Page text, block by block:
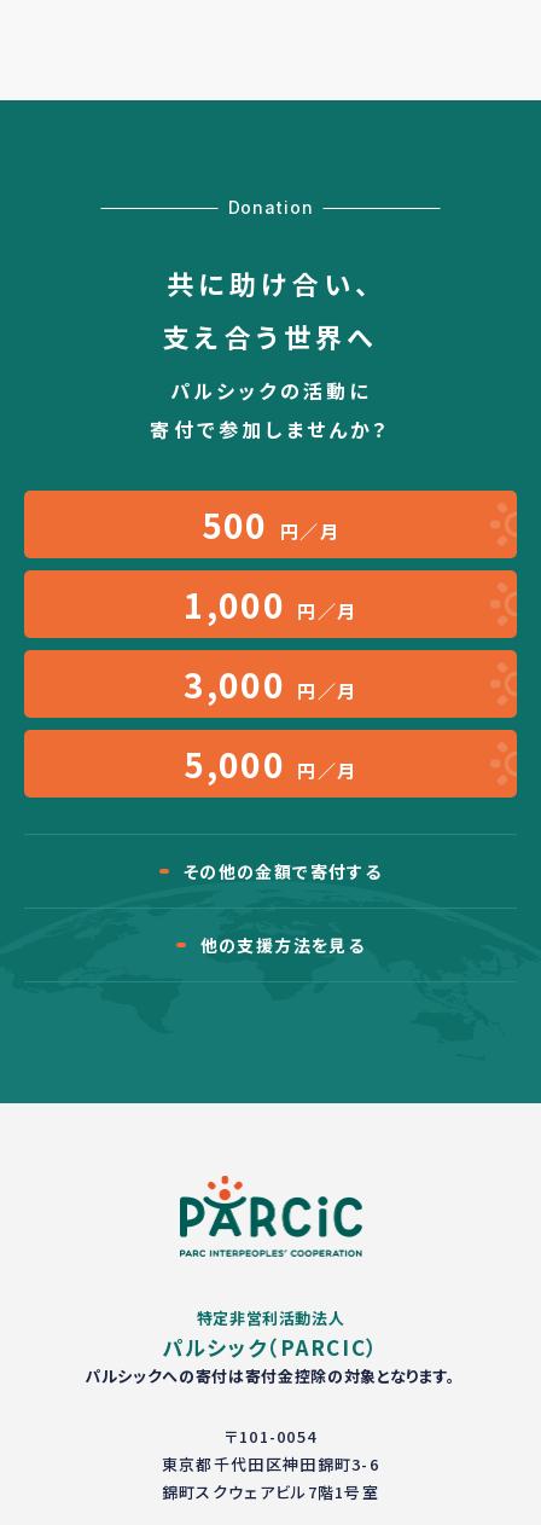
Donation
共に助け合い、
支え合う世界へ
パルシックの活動に
寄付で参加しませんか？
500 円／月
1,000 円／月
3,000 円／月
5,000 円／月
その他の金額で寄付する
他の支援方法を見る
特定非営利活動法人
パルシック（PARCIC）
パルシックへの寄付は寄付金控除の対象となります。
〒101-0054
東京都千代田区神田錦町3-6
錦町スクウェアビル7階1号室